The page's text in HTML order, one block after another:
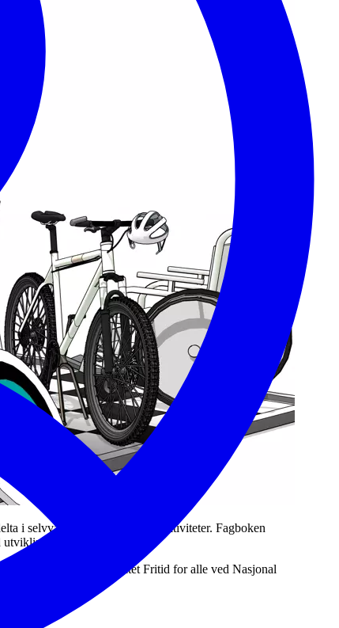
i selvvalgte kultur- og fritidsaktiviteter. Fagboken
Norge og knutepunktet Fritid for alle ved Nasjonal